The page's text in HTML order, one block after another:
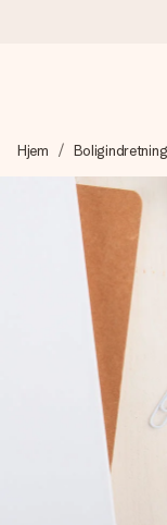
Vi laver din gave
du kan give den
betyder allermest.
4,7 (baseret
Vores gaver
Reviews.
Gratis kort
Lav noget
billede af dig
Intet besvær
Hjem